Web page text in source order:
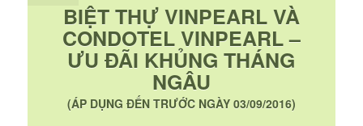
BIỆT THỰ VINPEARL VÀ
CONDOTEL VINPEARL –
ƯU ĐÃI KHỦNG THÁNG
NGÂU
(ÁP DỤNG ĐẾN TRƯỚC NGÀY 03/09/2016)